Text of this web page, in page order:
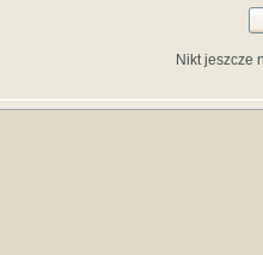
Nikt jeszcze